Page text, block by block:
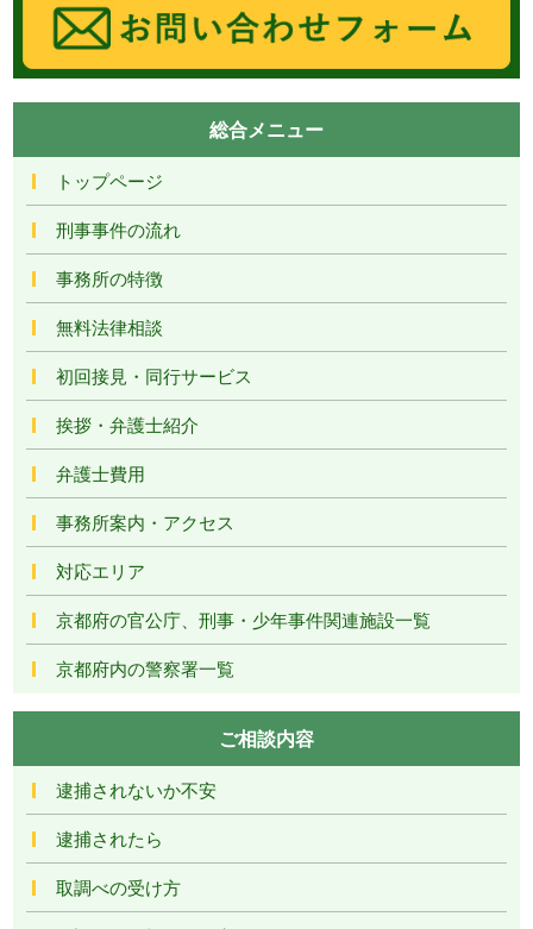
総合メニュー
トップページ
刑事事件の流れ
事務所の特徴
無料法律相談
初回接見・同行サービス
挨拶・弁護士紹介
弁護士費用
事務所案内・アクセス
対応エリア
京都府の官公庁、刑事・少年事件関連施設一覧
京都府内の警察署一覧
ご相談内容
逮捕されないか不安
逮捕されたら
取調べの受け方